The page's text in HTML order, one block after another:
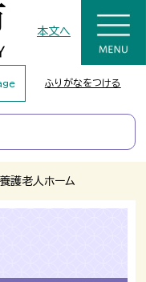
本文へ
ふりがなをつける
養護老人ホーム